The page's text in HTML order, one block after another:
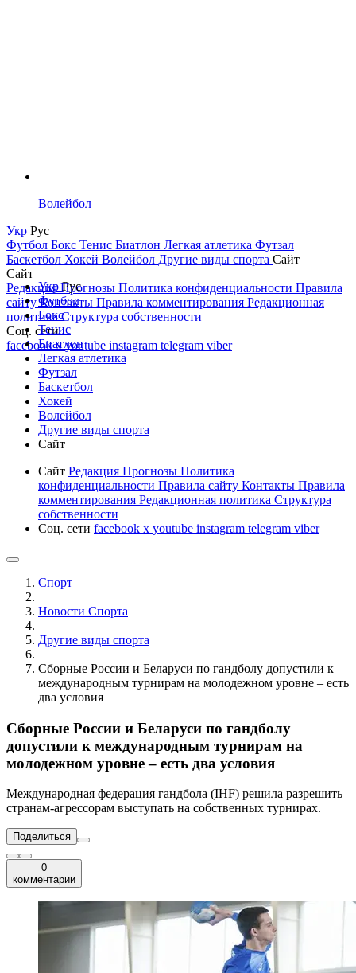
Волейбол
Укр Рус
Футбол Бокс Тенис Биатлон Легкая атлетика Футзал
Баскетбол Хокей Волейбол Другие виды спорта Сайт
Сайт
РедакцияПрогнозы Политика конфиденциальности Правила
сайтуКонтакты Правила комментирования Редакционная
политикаСтруктура собственности
Соц. сети
facebookxyoutube instagram telegram viber
УкрРус
Футбол
Бокс
Тенис
Биатлон
Легкая атлетика
Футзал
Баскетбол
Хокей
Волейбол
Другие виды спорта
Сайт
Сайт Редакция Прогнозы Политика
конфиденциальности Правила сайту Контакты Правила
комментирования Редакционная политика Структура
собственности
Соц. сети facebook x youtube instagram telegram viber
Спорт
Новости Cпорта
Другие виды спорта
Сборные России и Беларуси по гандболу допустили к
международным турнирам на молодежном уровне – есть
два условия
Сборные России и Беларуси по гандболу
допустили к международным турнирам на
молодежном уровне – есть два условия
Международная федерация гандбола (IHF) решила разрешить
странам-агрессорам выступать на собственных турнирах.
Поделиться
0
комментарии